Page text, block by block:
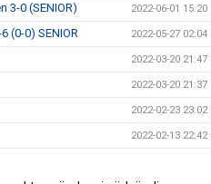
3-0 (SENIOR) 2022-06-01 15:20
(0-0) SENIOR 2022-05-27 02:04
2022-03-20 21:47
2022-03-20 21:37
2022-02-23 23:02
2022-02-13 22:42